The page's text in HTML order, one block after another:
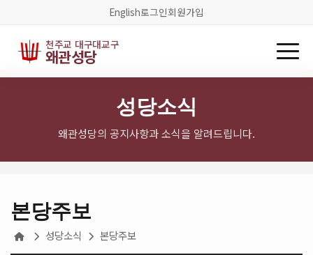
English로그인회원가입
천주교 대구대교구
왜관성당
성당소식
왜관성당의 공지사항과 소식을 알려드립니다.
본당주보
성당소식 본당주보